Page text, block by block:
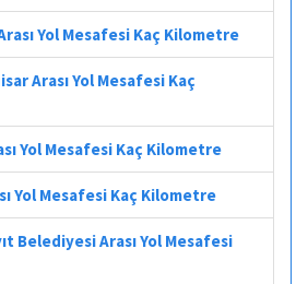
Yol Mesafesi Kaç Kilometre
Arası Yol Mesafesi Kaç
Yol Mesafesi Kaç Kilometre
Yol Mesafesi Kaç Kilometre
Belediyesi Arası Yol Mesafesi